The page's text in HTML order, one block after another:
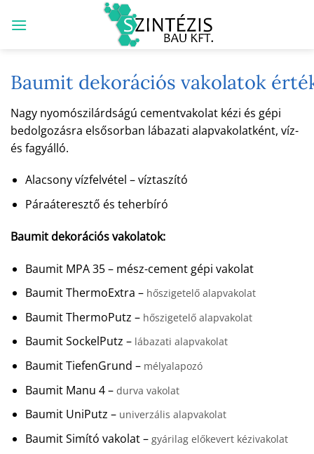
Baumit dekorációs vakolatok
Nagy nyomószilárdságú cementvakolat kézi és gépi
bedolgozásra elsősorban lábazati alapvakolatként, víz-
és fagyálló.
Alacsony vízfelvétel – víztaszító
Páraáteresztő és teherbíró
Baumit dekorációs vakolatok:
Baumit MPA 35 – mész-cement gépi vakolat
Baumit ThermoExtra – hőszigetelő alapvakolat
Baumit ThermoPutz – hőszigetelő alapvakolat
Baumit SockelPutz – lábazati alapvakolat
Baumit TiefenGrund – mélyalapozó
Baumit Manu 4 – durva vakolat
Baumit UniPutz – univerzális alapvakolat
Baumit Simító vakolat – gyárilag előkevert kézivakolat